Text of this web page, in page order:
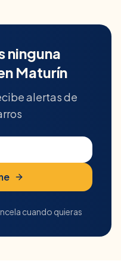
ninguna
Maturín
alertas de
cuando quieras